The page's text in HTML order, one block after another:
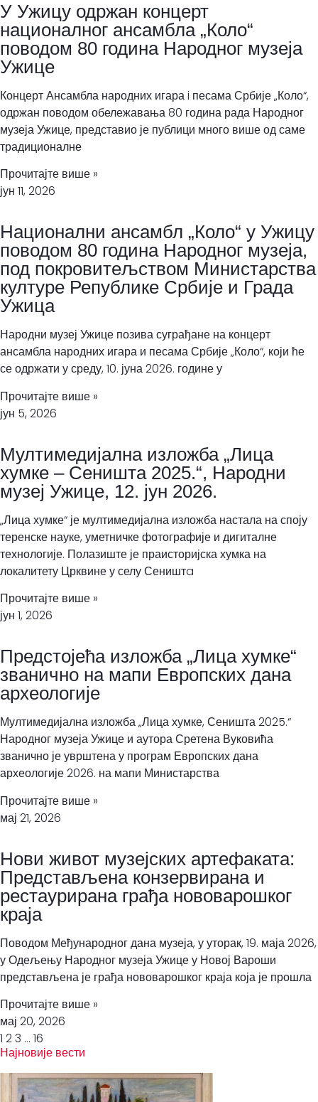
У Ужицу одржан концерт
националног ансамбла „Коло“
поводом 80 година Народног музеја
Ужице
Концерт Ансамбла народних игара i песама Србије „Коло“,
одржан поводом обележавања 80 година рада Народног
музеја Ужице, представио је публици много више од саме
традиционалне
Прочитајте више »
јун 11, 2026
Национални ансамбл „Коло“ у Ужицу
поводом 80 година Народног музеја,
под покровитељством Министарства
културе Републике Србије и Града
Ужица
Народни музеј Ужице позива суграђане на концерт
ансамбла народних игара и песама Србије „Коло“, који ће
се одржати у среду, 10. јуна 2026. године у
Прочитајте више »
јун 5, 2026
Мултимедијална изложба „Лица
хумке – Сеништa 2025.“, Народни
музеј Ужице, 12. јун 2026.
„Лица хумке“ је мултимедијална изложба настала на споју
теренске науке, уметничке фотографије и дигиталне
технологије. Полазиште је праисторијска хумка на
локалитету Црквине у селу Сеништa
Прочитајте више »
јун 1, 2026
Предстојећа изложба „Лица хумке“
званично на мапи Европских дана
археологије
Мултимедијална изложба „Лица хумке, Сеништа 2025.“
Народног музеја Ужице и аутора Сретена Вуковића
званично је уврштена у програм Европских дана
археологије 2026. на мапи Министарства
Прочитајте више »
мај 21, 2026
Нови живот музејских артефаката:
Представљена конзервирана и
рестаурирана грађа нововарошког
краја
Поводом Међународног дана музеја, у уторак, 19. маја 2026,
у Одељењу Народног музеја Ужице у Новој Вароши
представљена је грађа нововарошког краја која је прошла
Прочитајте више »
мај 20, 2026
1 23 … 16
Најновије вести